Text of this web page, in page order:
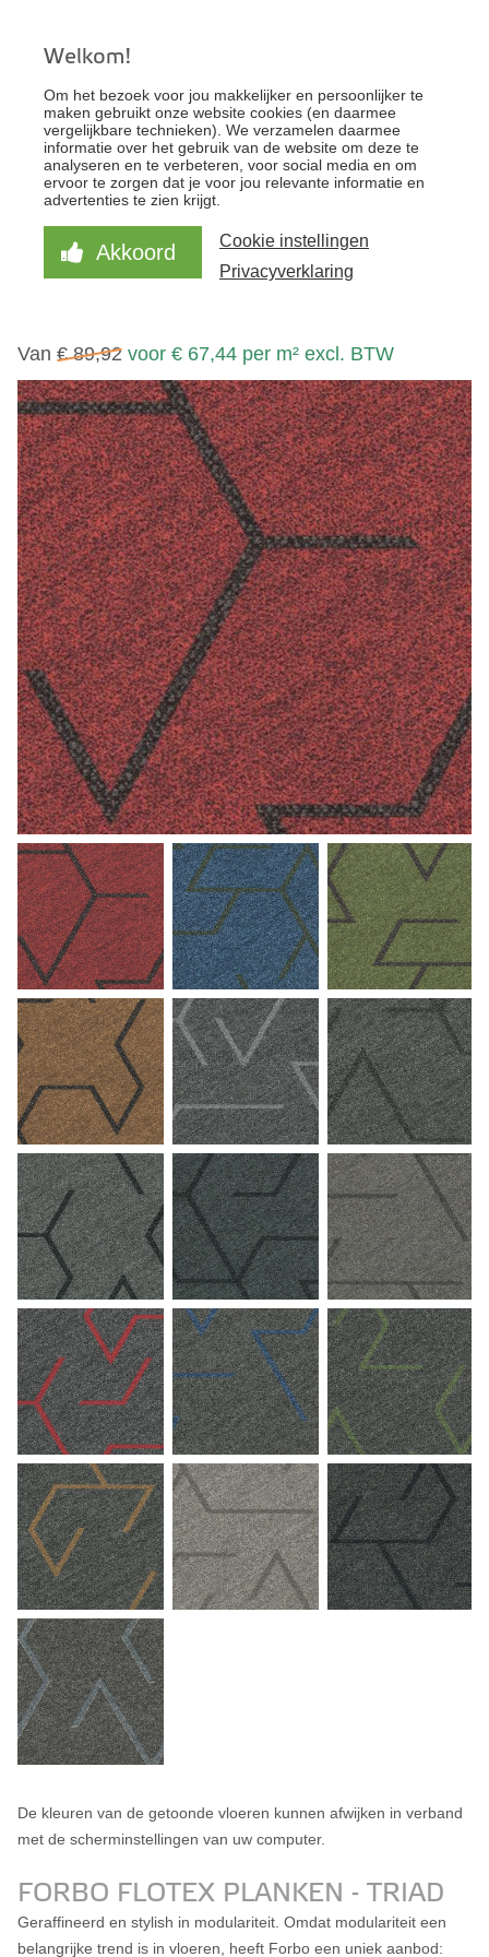
Welkom!
Om het bezoek voor jou makkelijker en persoonlijker te
maken gebruikt onze website cookies (en daarmee
vergelijkbare technieken). We verzamelen daarmee
informatie over het gebruik van de website om deze te
analyseren en te verbeteren, voor social media en om
ervoor te zorgen dat je voor jou relevante informatie en
advertenties te zien krijgt.
Akkoord
Cookie instellingen
Privacyverklaring
KantoorFloor - Uw specialist voor zakelijke
vloeren
FORBO FLOTEX PLANKEN - TRIAD
Geraffineerd en stylish in modulariteit. Omdat modulariteit een
belangrijke trend is in vloeren, heeft Forbo een uniek aanbod:
STAAL BESTELLEN
ONLINE OFFERTE
FORBO FLOTEX PLANKEN - TRIAD
Van € 89,92 voor € 67,44 per m² excl. BTW
De kleuren van de getoonde vloeren kunnen afwijken in verband
met de scherminstellingen van uw computer.